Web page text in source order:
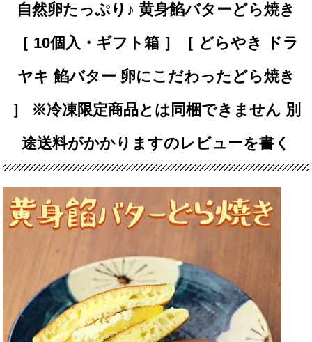
自然卵たっぷり♪ 黄身餡バターどら焼き
［ 10個入・ギフト箱 ］［ どらやき ドラ
ヤキ 餡バター 卵にこだわったどら焼き
］ ※冷凍限定商品とは同梱できません 別
途送料がかかりますのレビューを書く